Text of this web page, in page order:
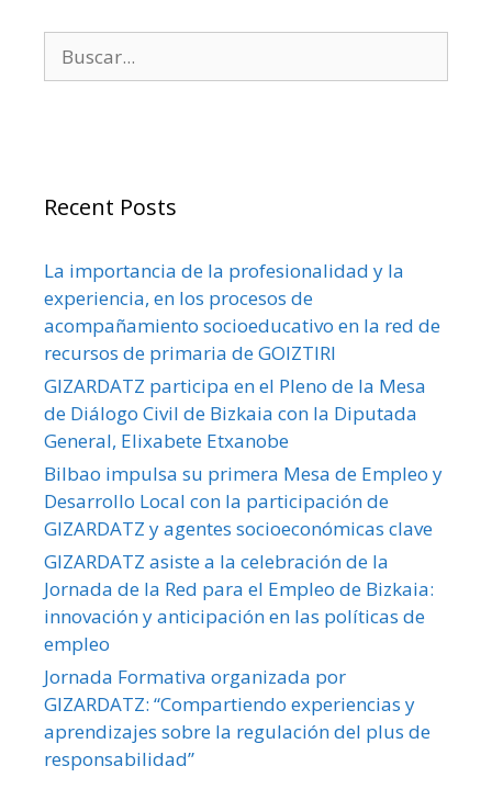
Buscar:
Recent Posts
La importancia de la profesionalidad y la
experiencia, en los procesos de
acompañamiento socioeducativo en la red de
recursos de primaria de GOIZTIRI
GIZARDATZ participa en el Pleno de la Mesa
de Diálogo Civil de Bizkaia con la Diputada
General, Elixabete Etxanobe
Bilbao impulsa su primera Mesa de Empleo y
Desarrollo Local con la participación de
GIZARDATZ y agentes socioeconómicas clave
GIZARDATZ asiste a la celebración de la
Jornada de la Red para el Empleo de Bizkaia:
innovación y anticipación en las políticas de
empleo
Jornada Formativa organizada por
GIZARDATZ: “Compartiendo experiencias y
aprendizajes sobre la regulación del plus de
responsabilidad”